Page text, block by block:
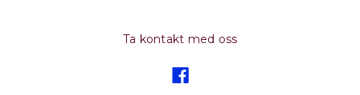
Ta kontakt med oss